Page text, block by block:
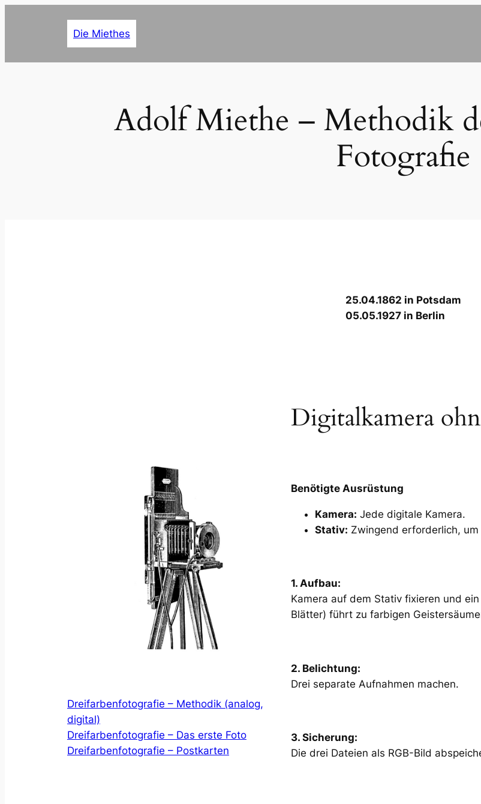
Die Miethes
Adolf Miethe – Methodik
Fotografie
25.04.1862 in Potsdam
05.05.1927 in Berlin
Dreifarbenfotografie – Methodik (analog,
digital)
Dreifarbenfotografie – Das erste Foto
Dreifarbenfotografie – Postkarten
Digitalkamera
Benötigte Ausrüstung
Kamera: Jede digitale Kamera.
Stativ: Zwingend erforderlich,
1. Aufbau:
Kamera auf dem Stativ fixieren und
Blätter) führt zu farbigen
2. Belichtung:
Drei separate Aufnahmen machen.
3. Sicherung:
Die drei Dateien als RGB-Bild